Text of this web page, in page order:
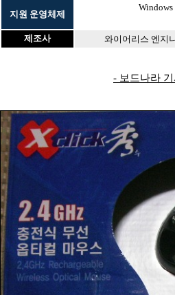
지원 운영체제
제 조사 와이어리스 엔지
- 보드나라